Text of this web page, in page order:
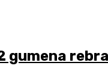
2 gumena